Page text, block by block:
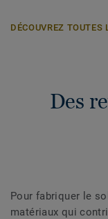
DÉCOUVREZ TOUTES
Des
Pour fabriquer le
matériaux qui